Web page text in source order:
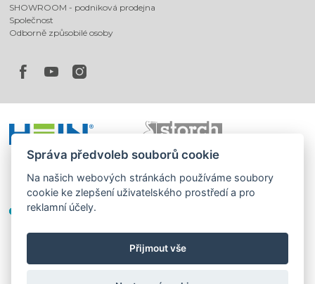
SHOWROOM - podniková prodejna
Společnost
Odborně způsobilé osoby
Správa předvoleb souborů cookie
Na našich webových stránkách používáme soubory
cookie ke zlepšení uživatelského prostředí a pro
reklamní účely.
Přijmout vše